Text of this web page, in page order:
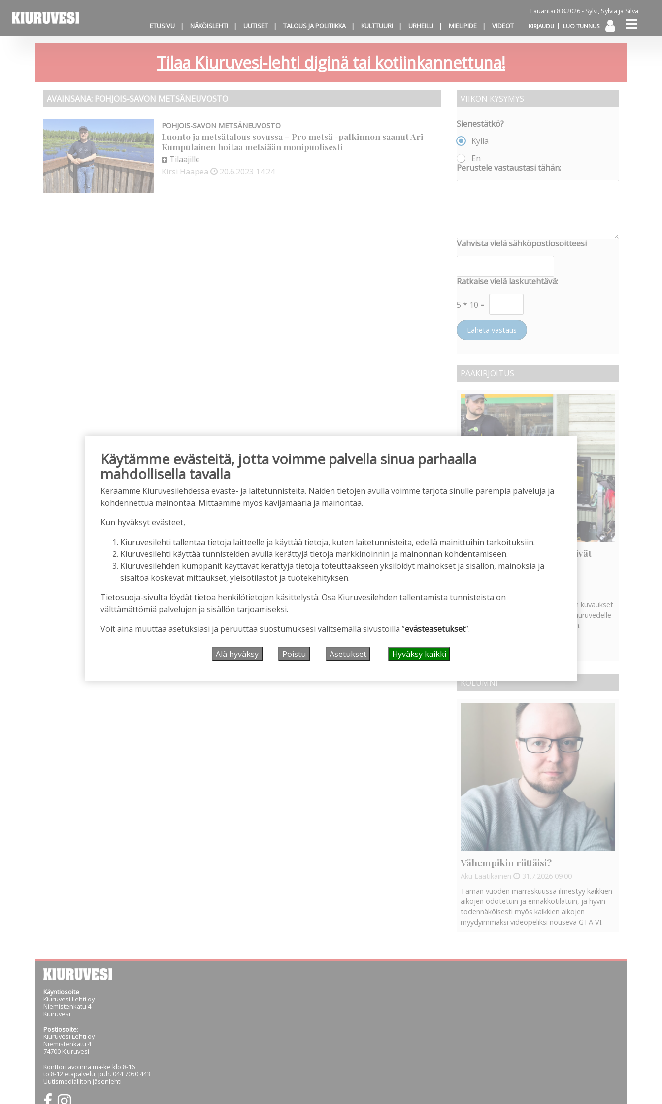
Lauantai 8.8.2026 - Sylvi, Sylvia ja Silva
ETUSIVU
NÄKÖISLEHTI UUTISET TALOUS JA POLITIIKKA KULTTUURI URHEILU MIELIPIDE VIDEOT KIRJAUDU LUO TUNNUS
Tilaa Kiuruvesi-lehti diginä tai kotiinkannettuna!
AVAINSANA: POHJOIS-SAVON METSÄNEUVOSTO
POHJOIS-SAVON METSÄNEUVOSTO
Luonto ja metsätalous sovussa – Pro metsä -palkinnon saanut Ari
Kumpulainen hoitaa metsiään monipuolisesti
Tilaajille
Kirsi Haapea
20.6.2023 14:24
VIIKON KYSYMYS
Sienestätkö?
Kyllä
En
Perustele vastaustasi tähän:
Vahvista vielä sähköpostiosoitteesi
Ratkaise vielä laskutehtävä:
5 * 10 =
Lähetä vastaus
PÄÄKIRJOITUS
Vanhat rakennukset näyttivät
arvonsa yllättävällä tavalla
Tekeillä olevan uuden televisiosarjan kuvaukset
ovat tuoneet tervetullutta vipinää Kiuruvedelle
Iskelmäviikon jälkeiseen hiljaisuuteen.
KOLUMNI
Vähempikin riittäisi?
Aku Laatikainen 31.7.2026 09:00
Tämän vuoden marraskuussa ilmestyy kaikkien
aikojen odotetuin ja ennakkotilatuin, ja hyvin
todennäköisesti myös kaikkien aikojen
myydyimmäksi videopeliksi nouseva GTA VI.
Käyntiosoite:
Kiuruvesi Lehti oy
Niemistenkatu 4
Kiuruvesi
Postiosoite:
Kiuruvesi Lehti oy
Niemistenkatu 4
74700 Kiuruvesi
Konttori avoinna ma-ke klo 8-16
to 8-12 etäpalvelu, puh. 044 7050 443
Uutismedialiiton jäsenlehti
Käytämme evästeitä, jotta voimme palvella sinua parhaalla
mahdollisella tavalla
Keräämme Kiuruvesilehdessä eväste- ja laitetunnisteita. Näiden tietojen avulla voimme tarjota sinulle parempia palveluja ja
kohdennettua mainontaa. Mittaamme myös kävijämääriä ja mainontaa.
Kun hyväksyt evästeet,
Kiuruvesilehti tallentaa tietoja laitteelle ja käyttää tietoja, kuten laitetunnisteita, edellä mainittuihin tarkoituksiin.
Kiuruvesilehti käyttää tunnisteiden avulla kerättyjä tietoja markkinoinnin ja mainonnan kohdentamiseen.
Kiuruvesilehden kumppanit käyttävät kerättyjä tietoja toteuttaakseen yksilöidyt mainokset ja sisällön, mainoksia ja
sisältöä koskevat mittaukset, yleisötilastot ja tuotekehityksen.
Tietosuoja-sivulta löydät tietoa henkilötietojen käsittelystä. Osa Kiuruvesilehden tallentamista tunnisteista on
välttämättömiä palvelujen ja sisällön tarjoamiseksi.
Voit aina muuttaa asetuksiasi ja peruuttaa suostumuksesi valitsemalla sivustoilla ”evästeasetukset”.
Älä hyväksy Poistu Asetukset Hyväksy kaikki